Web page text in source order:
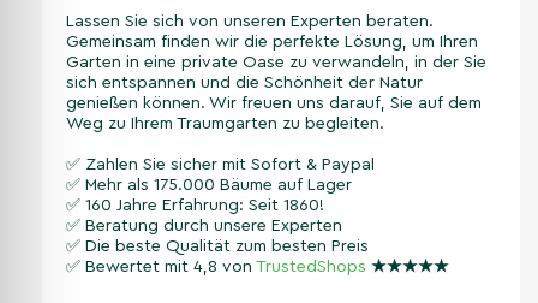
Lassen Sie sich von unseren Experten beraten.
Gemeinsam finden wir die perfekte Lösung, um Ihren
Garten in eine private Oase zu verwandeln, in der Sie
sich entspannen und die Schönheit der Natur
genießen können. Wir freuen uns darauf, Sie auf dem
Weg zu Ihrem Traumgarten zu begleiten.
✅ Zahlen Sie sicher mit Sofort & Paypal
✅ Mehr als 175.000 Bäume auf Lager
✅ 160 Jahre Erfahrung: Seit 1860!
✅ Beratung durch unsere Experten
✅ Die beste Qualität zum besten Preis
✅ Bewertet mit 4,8 von TrustedShops ★★★★★